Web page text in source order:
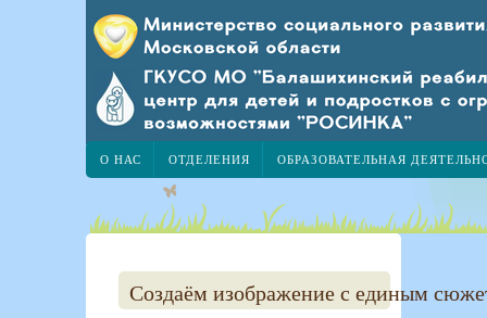
О НАС ОТДЕЛЕНИЯ ОБРАЗОВАТЕЛЬНАЯ
Создаём изображение с единым